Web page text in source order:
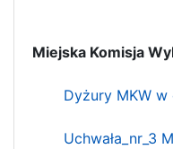
Miejska Komisja
Dyżury MKW w
Uchwała_nr_3